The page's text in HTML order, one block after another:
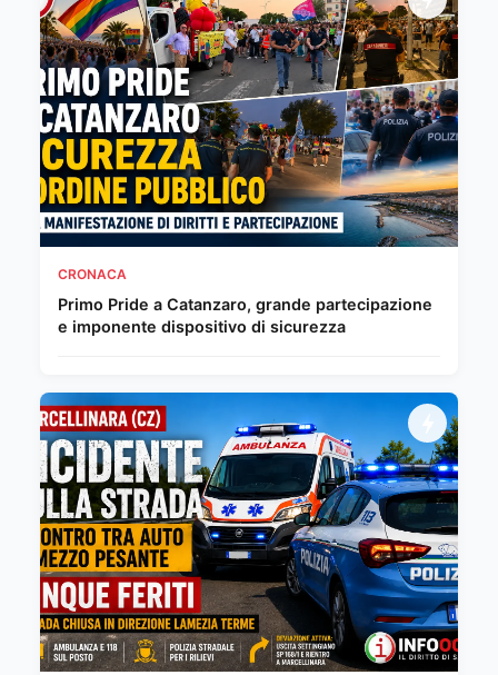
CRONACA
Primo Pride a Catanzaro, grande partecipazione
e imponente dispositivo di sicurezza